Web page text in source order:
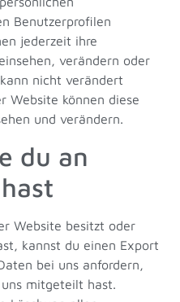
Benutzerprofilen
jederzeit ihre
verändern oder
nicht verändert
Website können diese
und verändern.
du an
Website besitzt oder
kannst du einen Export
bei uns anfordern,
mitgeteilt hast.